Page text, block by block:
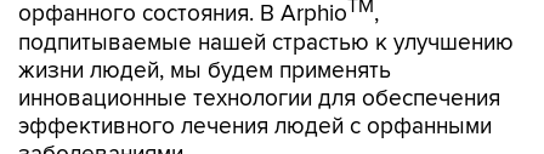
орфанного состояния. В ArphioTM,
подпитываемые нашей страстью к улучшению
жизни людей, мы будем применять
инновационные технологии для обеспечения
эффективного лечения людей с орфанными